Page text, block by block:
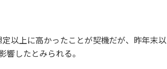
以上に高かったことが契機だが、昨年末以
したとみられる。